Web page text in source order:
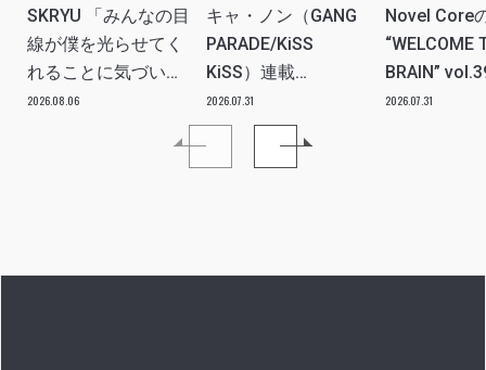
SKRYU 「みんなの目
線が僕を光らせてく
れることに気づい
た」 INTERVIEW
2026.08.06
キャ・ノン（GANG
PARADE/KiSS
KiSS）連載
vol.112「特別企画
メンバーともっとは
2026.07.31
Novel Core
“WELCOME
BRAIN”
分たちの世
2026.07.31